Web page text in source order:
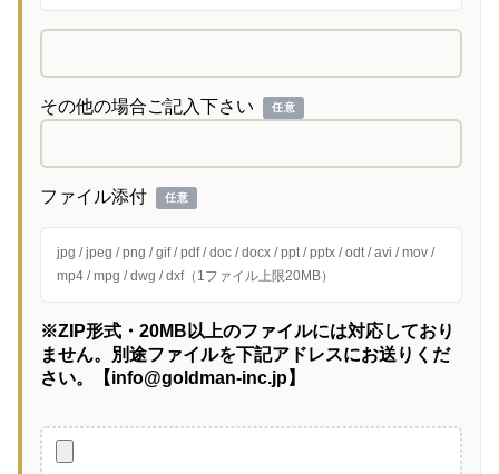
その他の場合ご記入下さい 任意
ファイル添付 任意
jpg / jpeg / png / gif / pdf / doc / docx / ppt / pptx / odt / avi / mov /
mp4 / mpg / dwg / dxf（1ファイル上限20MB）
※ZIP形式・20MB以上のファイルには対応しており
ません。別途ファイルを下記アドレスにお送りくだ
さい。【info@goldman-inc.jp】